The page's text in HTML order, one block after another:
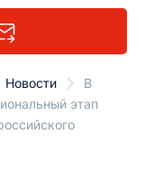
Новости
В
этап